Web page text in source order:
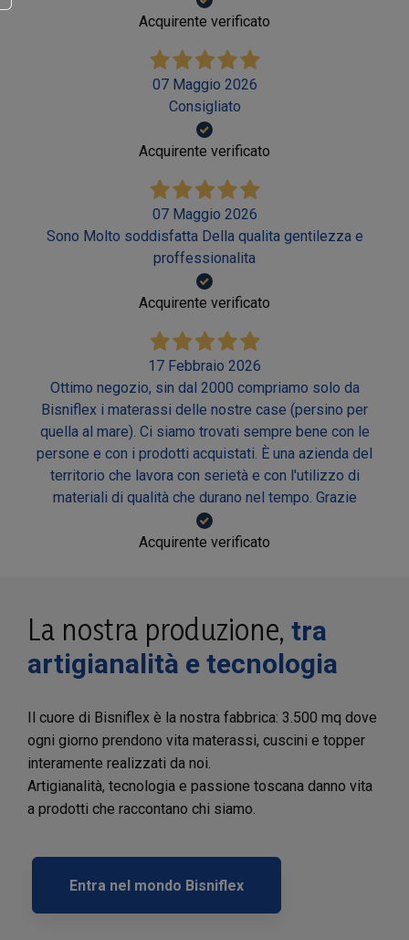
Acquirente verificato
07 Maggio 2026
Consigliato
Acquirente verificato
07 Maggio 2026
Sono Molto soddisfatta Della qualita gentilezza e
proffessionalita
Acquirente verificato
17 Febbraio 2026
Ottimo negozio, sin dal 2000 compriamo solo da
Bisniflex i materassi delle nostre case (persino per
quella al mare). Ci siamo trovati sempre bene con le
persone e con i prodotti acquistati. È una azienda del
territorio che lavora con serietà e con l'utilizzo di
materiali di qualità che durano nel tempo. Grazie
Acquirente verificato
La nostra produzione, tra
artigianalità e tecnologia
Il cuore di Bisniflex è la nostra fabbrica: 3.500 mq dove
ogni giorno prendono vita materassi, cuscini e topper
interamente realizzati da noi.
Artigianalità, tecnologia e passione toscana danno vita
a prodotti che raccontano chi siamo.
Entra nel mondo Bisniflex